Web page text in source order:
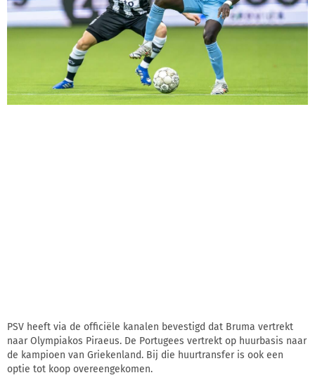
PSV heeft via de officiële kanalen bevestigd dat Bruma vertrekt
naar Olympiakos Piraeus. De Portugees vertrekt op huurbasis naar
de kampioen van Griekenland. Bij die huurtransfer is ook een
optie tot koop overeengekomen.